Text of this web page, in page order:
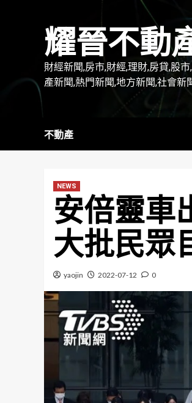
耀晉不動
財經新聞,房市,財經,理財,房貸,股
產新聞,熱門新聞,地方新聞,社會新
不動產
NEWS
安倍靈車
大批民眾
yaojin 2022-07-12 0